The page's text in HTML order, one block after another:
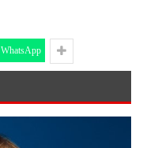
WhatsApp